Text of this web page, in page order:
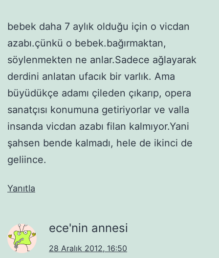
bebek daha 7 aylık olduğu için o vicdan
azabı.çünkü o bebek.bağırmaktan,
söylenmekten ne anlar.Sadece ağlayarak
derdini anlatan ufacık bir varlık. Ama
büyüdükçe adamı çileden çıkarıp, opera
sanatçısı konumuna getiriyorlar ve valla
insanda vicdan azabı filan kalmıyor.Yani
şahsen bende kalmadı, hele de ikinci de
geliince.
Yanıtla
ece'nin annesi
28 Aralık 2012, 16:50